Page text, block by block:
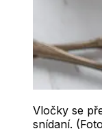
Vločky se
snídaní.